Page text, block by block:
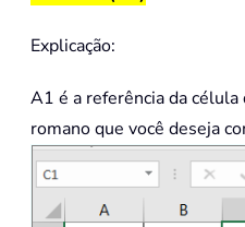
Explicação:
A1 é a referência da
romano que você deseja